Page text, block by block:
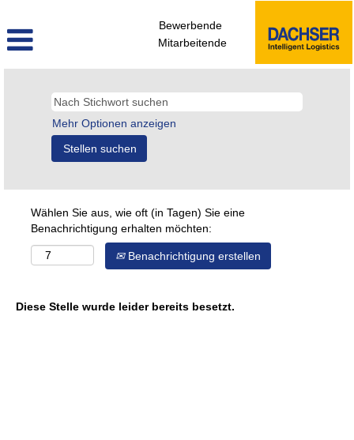
Bewerbende
Mitarbeitende
Mehr Optionen anzeigen
Wählen Sie aus, wie oft (in Tagen) Sie eine
Benachrichtigung erhalten möchten:
Benachrichtigung erstellen
Diese Stelle wurde leider bereits besetzt.